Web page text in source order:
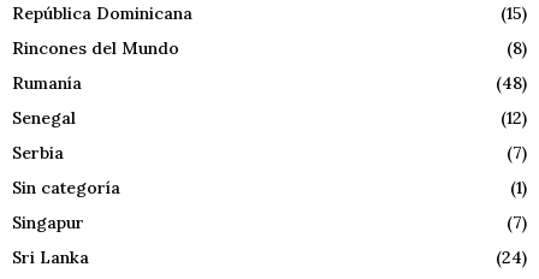
República Dominicana
(15)
Rincones del Mundo
(8)
Rumanía
(48)
Senegal
(12)
Serbia
(7)
Sin categoría
(1)
Singapur
(7)
Sri Lanka
(24)